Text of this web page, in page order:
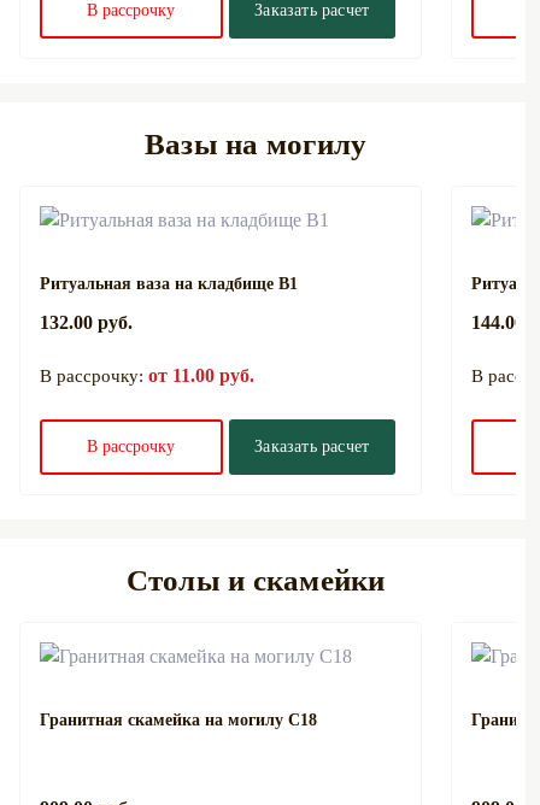
В рассрочку Заказать расчет
Вазы на могилу
Ритуальная ваза на кладбище В1
132.00 руб.
В рассрочку: от 11.00 руб.
В рассрочку Заказать расчет
144.00
В
Столы и скамейки
Гранитная скамейка на могилу С18